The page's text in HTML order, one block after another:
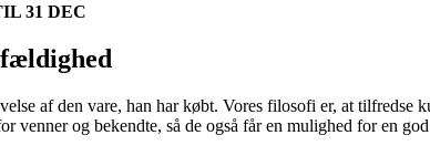
31 DEC
af den vare, han har købt. Vores filosofi er, at
venner og bekendte, så de også får en mulighed for en